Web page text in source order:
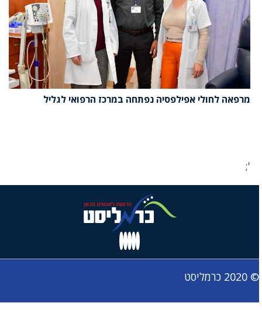
מרפאה לחולי אפילפסיה נפתחה במרכז הרפואי לגליל
';
© 2020 כרמליסט